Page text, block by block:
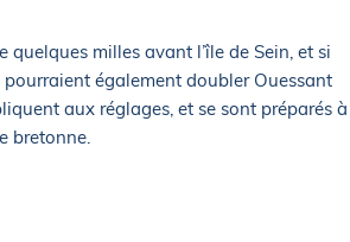
milles avant l’île de Sein, et si
également doubler Ouessant
aux réglages, et se sont préparés à
bretonne.